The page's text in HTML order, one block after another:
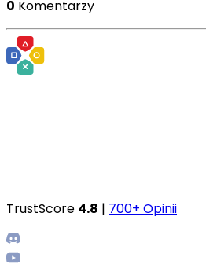
0 Komentarzy
TrustScore 4.8 | 700+ Opinii